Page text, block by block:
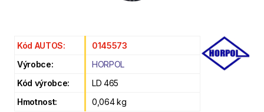
Kód AUTOS:
0145573
Výrobce:
HORPOL
Kód výrobce:
LD 465
Hmotnost:
0,064 kg